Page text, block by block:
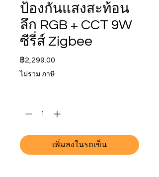
ป้องกันแสงสะท้อน
ลึก RGB + CCT 9W
ซีรี่ส์ Zigbee
฿2,299.00
ไม่รวม ภาษี
เพิ่มลงในรถเข็น